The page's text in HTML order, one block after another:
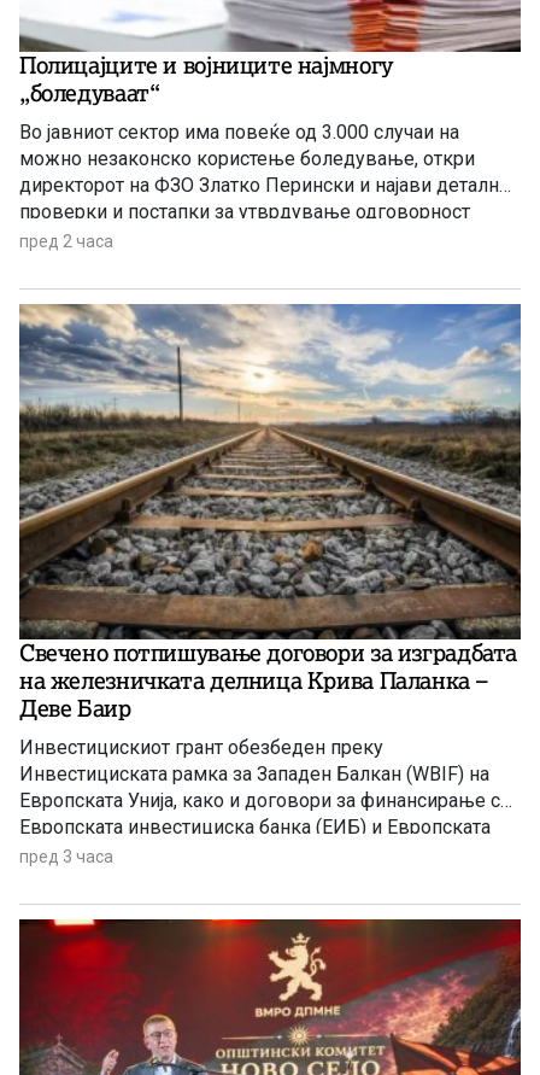
Полицајците и војниците најмногу
„боледуваат“
Во јавниот сектор има повеќе од 3.000 случаи на
можно незаконско користење боледување, откри
директорот на ФЗО Златко Перински и најави детални
проверки и постапки за утврдување одговорност
пред 2 часа
Свечено потпишување договори за изградбата
на железничката делница Крива Паланка –
Деве Баир
Инвестицискиот грант обезбеден преку
Инвестициската рамка за Западен Балкан (WBIF) на
Европската Унија, како и договори за финансирање со
Европската инвестициска банка (ЕИБ) и Европската
банка за обнова и развој (ЕБОР)
пред 3 часа